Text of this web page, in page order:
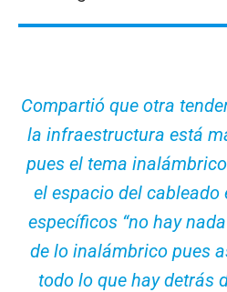
Compartió que otra
la infraestructura está
pues el tema
el espacio del
específicos “no hay
de lo inalámbrico pues
todo lo que hay detrás